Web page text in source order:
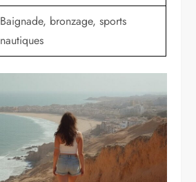
Baignade, bronzage, sports
nautiques